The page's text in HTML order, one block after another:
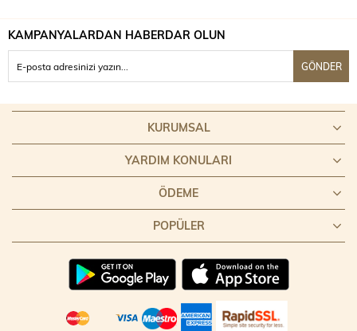
KAMPANYALARDAN HABERDAR OLUN
GÖNDER
KURUMSAL
YARDIM KONULARI
ÖDEME
POPÜLER